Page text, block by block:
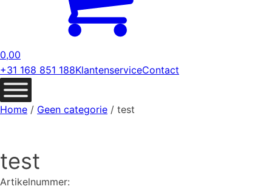
0,00
+31 168 851 188KlantenserviceContact
Home / Geen categorie / test
test
Artikelnummer: